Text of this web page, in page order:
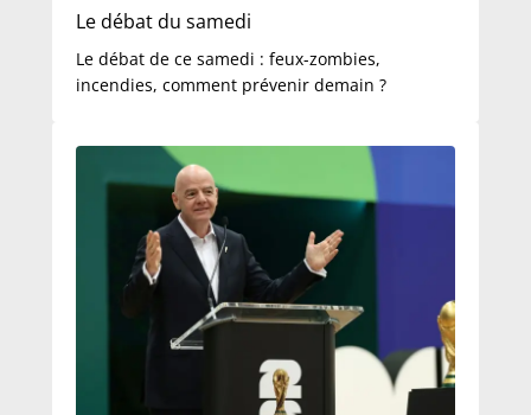
Le débat du samedi
Le débat de ce samedi : feux-zombies,
incendies, comment prévenir demain ?